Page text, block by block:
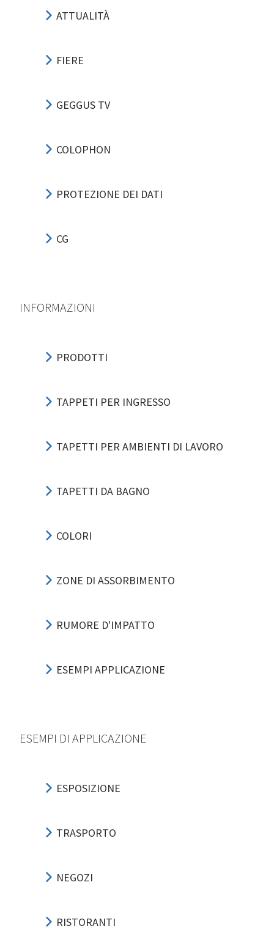
ATTUALITÀ
FIERE
GEGGUS TV
COLOPHON
PROTEZIONE DEI DATI
CG
INFORMAZIONI
PRODOTTI
TAPPETI PER INGRESSO
TAPETTI PER AMBIENTI DI LAVORO
TAPETTI DA BAGNO
COLORI
ZONE DI ASSORBIMENTO
RUMORE D'IMPATTO
ESEMPI APPLICAZIONE
ESEMPI DI APPLICAZIONE
ESPOSIZIONE
TRASPORTO
NEGOZI
RISTORANTI